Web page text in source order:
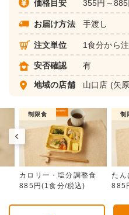
価格目安 355円～
お届け方法 手渡し
注文単位 1食分から
安否確認 有
地域の店舗 山口店 (矢
制限食
カロリー・塩分調整食
885円(1食分/税込)
制
たん
885